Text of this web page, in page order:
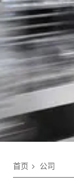
首页 公司